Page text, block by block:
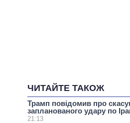
ЧИТАЙТЕ ТАКОЖ
Трамп повідомив про
запланованого удару по
21:13